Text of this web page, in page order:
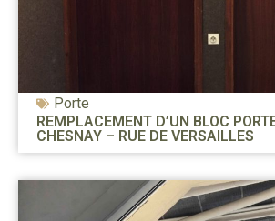
Porte
REMPLACEMENT D’UN BLOC
CHESNAY – RUE DE VERSAILLES